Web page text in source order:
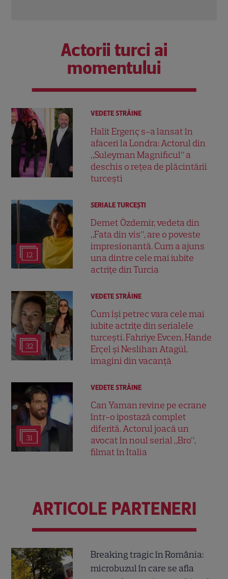
Actorii turci ai
momentului
VEDETE STRĂINE
Halit Ergenç s-a lansat în
afaceri la Londra: Actorul din
„Suleyman Magnificul” a
deschis o rețea de plăcintării
turcești
12
SERIALE TURCEŞTI
Demet Özdemir, vedeta din
„Fata din vis”, are o poveste
impresionantă. Cum a ajuns
una dintre cele mai iubite
actrițe din Turcia
32
VEDETE STRĂINE
Cum își petrec vara cele mai
iubite actrițe din serialele
turcești. Fahriye Evcen, Hande
Erçel și Neslihan Atagül,
imagini din vacanță
31
VEDETE STRĂINE
Can Yaman revine pe ecrane
într-o ipostază complet
diferită. Actorul joacă un
avocat în noul serial „Bro”,
filmat în Italia
ARTICOLE PARTENERI
Breaking tragic în România:
microbuzul în care se afla